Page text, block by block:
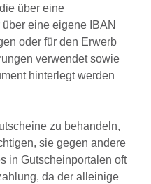
über eine
eine eigene IBAN
oder für den Erwerb
verwendet sowie
hinterlegt werden
zu behandeln,
sie gegen andere
in Gutscheinportalen oft
da der alleinige